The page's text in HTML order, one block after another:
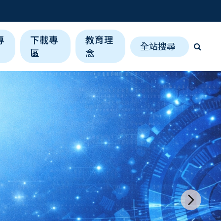
下載專
區
教育理
念
全站搜尋
動廣告順序。
下一